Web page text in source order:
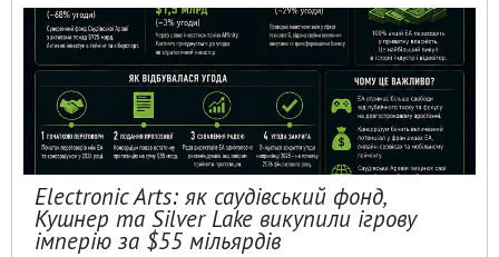
Electronic Arts: як саудівський фонд,
Кушнер та Silver Lake викупили ігрову
імперію за $55 мільярдів